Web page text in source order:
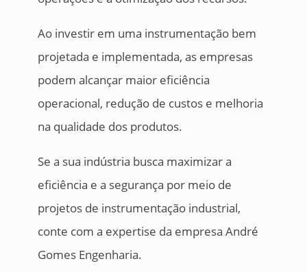
Ao investir em uma instrumentação bem
projetada e implementada, as empresas
podem alcançar maior eficiência
operacional, redução de custos e melhoria
na qualidade dos produtos.
Se a sua indústria busca maximizar a
eficiência e a segurança por meio de
projetos de instrumentação industrial,
conte com a expertise da empresa André
Gomes Engenharia.